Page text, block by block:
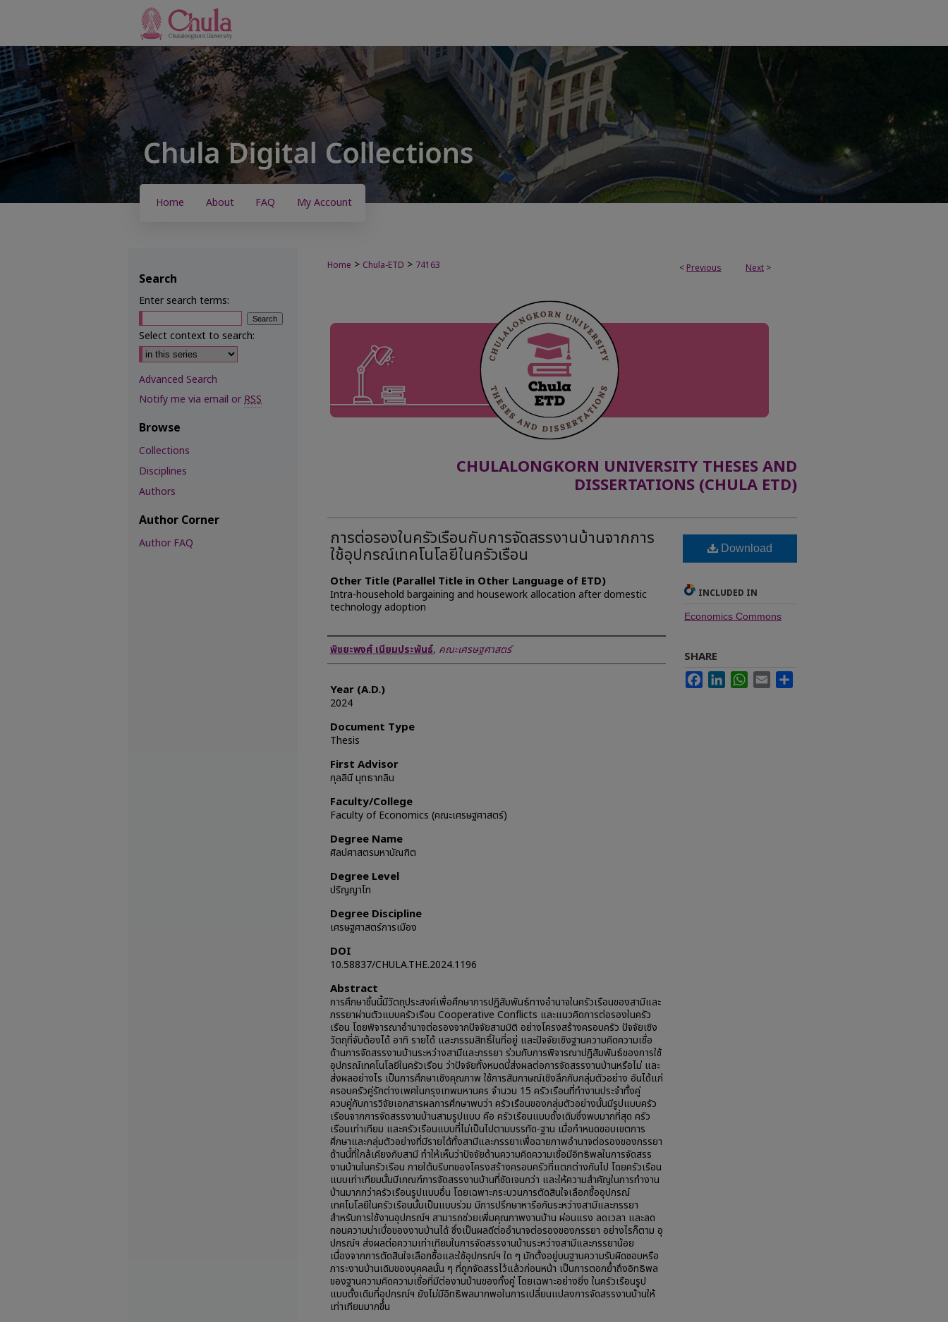
Home About FAQ My Account
< Previous Next >
Home > Chula-ETD > 74163
CHULALONGKORN UNIVERSITY THESES AND
DISSERTATIONS (CHULA ETD)
การต่อรองในครัวเรือนกับการจัดสรรงานบ้านจากการ
ใช้อุปกรณ์เทคโนโลยีในครัวเรือน
Other Title (Parallel Title in Other Language of ETD)
Intra-household bargaining and housework allocation after domestic
technology adoption
Author
พิชยะพงศ์ เนียมประพันธ์, คณะเศรษฐศาสตร์
Year (A.D.)
2024
Document Type
Thesis
First Advisor
กุลลินี มุทธากลิน
Faculty/College
Faculty of Economics (คณะเศรษฐศาสตร์)
Degree Name
ศิลปศาสตรมหาบัณฑิต
Degree Level
ปริญญาโท
Degree Discipline
เศรษฐศาสตร์การเมือง
DOI
10.58837/CHULA.THE.2024.1196
Abstract
การศึกษาชิ้นนี้มีวัตถุประสงค์เพื่อศึกษาการปฏิสัมพันธ์ทางอำนาจในครัวเรือนของสามีและ
ภรรยาผ่านตัวแบบครัวเรือน Cooperative Conflicts และแนวคิดการต่อรองในครัว
เรือน โดยพิจารณาอำนาจต่อรองจากปัจจัยสามมิติ อย่างโครงสร้างครอบครัว ปัจจัยเชิง
วัตถุที่จับต้องได้ อาทิ รายได้ และกรรมสิทธิ์ในที่อยู่ และปัจจัยเชิงฐานความคิดความเชื่อ
ด้านการจัดสรรงานบ้านระหว่างสามีและภรรยา ร่วมกับการพิจารณาปฏิสัมพันธ์ของการใช้
อุปกรณ์เทคโนโลยีในครัวเรือน ว่าปัจจัยทั้งหมดนี้ส่งผลต่อการจัดสรรงานบ้านหรือไม่ และ
ส่งผลอย่างไร เป็นการศึกษาเชิงคุณภาพ ใช้การสัมภาษณ์เชิงลึกกับกลุ่มตัวอย่าง อันได้แก่
ครอบครัวคู่รักต่างเพศในกรุงเทพมหานคร จำนวน 15 ครัวเรือนที่ทำงานประจำทั้งคู่
ควบคู่กับการวิจัยเอกสารผลการศึกษาพบว่า ครัวเรือนของกลุ่มตัวอย่างนั้นมีรูปแบบครัว
เรือนจากการจัดสรรงานบ้านสามรูปแบบ คือ ครัวเรือนแบบดั้งเดิมซึ่งพบมากที่สุด ครัว
เรือนเท่าเทียม และครัวเรือนแบบที่ไม่เป็นไปตามบรรทัด-ฐาน เมื่อกำหนดขอบเขตการ
ศึกษาและกลุ่มตัวอย่างที่มีรายได้ทั้งสามีและภรรยาเพื่อฉายภาพอำนาจต่อรองของภรรยา
ด้านนี้ที่ใกล้เคียงกับสามี ทำให้เห็นว่าปัจจัยด้านความคิดความเชื่อมีอิทธิพลในการจัดสรร
งานบ้านในครัวเรือน ภายใต้บริบทของโครงสร้างครอบครัวที่แตกต่างกันไป โดยครัวเรือน
แบบเท่าเทียมนั้นมีเกณฑ์การจัดสรรงานบ้านที่ชัดเจนกว่า และให้ความสำคัญในการทำงาน
บ้านมากกว่าครัวเรือนรูปแบบอื่น โดยเฉพาะกระบวนการตัดสินใจเลือกซื้ออุปกรณ์
เทคโนโลยีในครัวเรือนนั้นเป็นแบบร่วม มีการปรึกษาหารือกันระหว่างสามีและภรรยา
สำหรับการใช้งานอุปกรณ์ฯ สามารถช่วยเพิ่มคุณภาพงานบ้าน ผ่อนแรง ลดเวลา และลด
ทอนความน่าเบื่อของงานบ้านได้ ซึ่งเป็นผลดีต่ออำนาจต่อรองของภรรยา อย่างไรก็ตาม อุ
ปกรณ์ฯ ส่งผลต่อความเท่าเทียมในการจัดสรรงานบ้านระหว่างสามีและภรรยาน้อย
เนื่องจากการตัดสินใจเลือกซื้อและใช้อุปกรณ์ฯ ใด ๆ มักตั้งอยู่บนฐานความรับผิดชอบหรือ
ภาระงานบ้านเดิมของบุคคลนั้น ๆ ที่ถูกจัดสรรไว้แล้วก่อนหน้า เป็นการตอกย้ำถึงอิทธิพล
ของฐานความคิดความเชื่อที่มีต่องานบ้านของทั้งคู่ โดยเฉพาะอย่างยิ่ง ในครัวเรือนรูป
แบบดั้งเดิมที่อุปกรณ์ฯ ยังไม่มีอิทธิพลมากพอในการเปลี่ยนแปลงการจัดสรรงานบ้านให้
เท่าเทียมมากขึ้น
Download
INCLUDED IN
Economics Commons
SHARE
FacebookLinkedInWhatsApp
Email
Search
Enter search terms:
Select context to search:
Advanced Search
Notify me via email orRSS
Browse
Collections
Disciplines
Authors
Author Corner
Author FAQ